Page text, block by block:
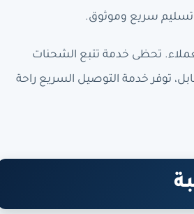
تسليم سريع وموثوق.
تحظى خدمة تتبع الشحنات
توفر خدمة التوصيل السريع راحة